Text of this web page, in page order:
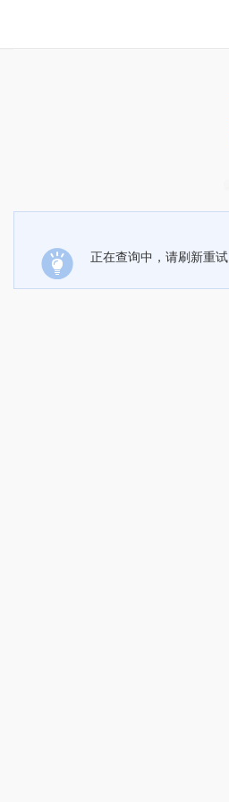
正在查询中，请刷新重试